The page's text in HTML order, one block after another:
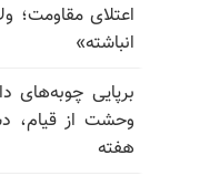
اعتلای مقاومت؛
انباشته»
برپایی
هفته